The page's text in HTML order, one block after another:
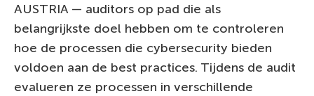
AUSTRIA — auditors op pad die als
belangrijkste doel hebben om te controleren
hoe de processen die cybersecurity bieden
voldoen aan de best practices. Tijdens de audit
evalueren ze processen in verschillende